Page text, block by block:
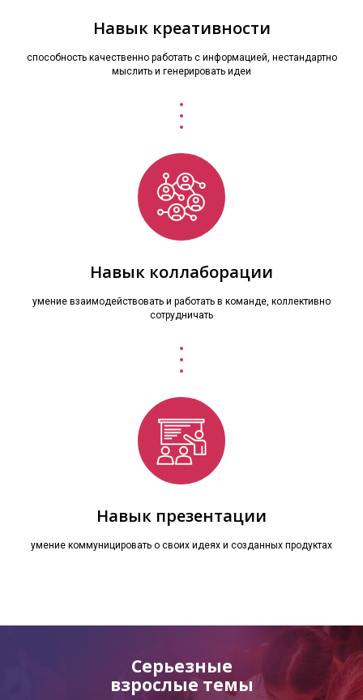
Навык креативности
способность качественно работать с информацией, нестандартно
мыслить и генерировать идеи
Навык коллаборации
умение взаимодействовать и работать в команде, коллективно
сотрудничать
Навык презентации
умение коммуницировать о своих идеях и созданных продуктах
Серьезные
взрослые темы